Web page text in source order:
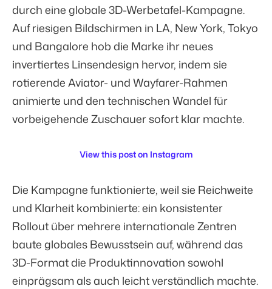
durch eine globale 3D-Werbetafel-Kampagne.
Auf riesigen Bildschirmen in LA, New York, Tokyo
und Bangalore hob die Marke ihr neues
invertiertes Linsendesign hervor, indem sie
rotierende Aviator- und Wayfarer-Rahmen
animierte und den technischen Wandel für
vorbeigehende Zuschauer sofort klar machte.
View this post on Instagram
Die Kampagne funktionierte, weil sie Reichweite
und Klarheit kombinierte: ein konsistenter
Rollout über mehrere internationale Zentren
baute globales Bewusstsein auf, während das
3D-Format die Produktinnovation sowohl
einprägsam als auch leicht verständlich machte.